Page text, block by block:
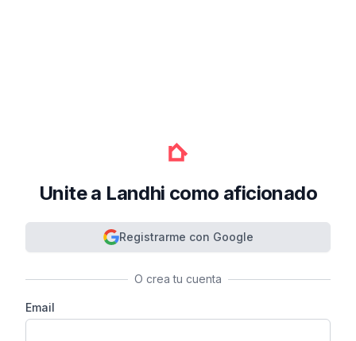
Unite a Landhi como aficionado
Registrarme con Google
O crea tu cuenta
Email